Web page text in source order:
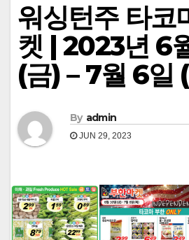
워싱턴주 타코
켓 | 2023년 6
(금) – 7월 6일
By admin
JUN 29, 2023